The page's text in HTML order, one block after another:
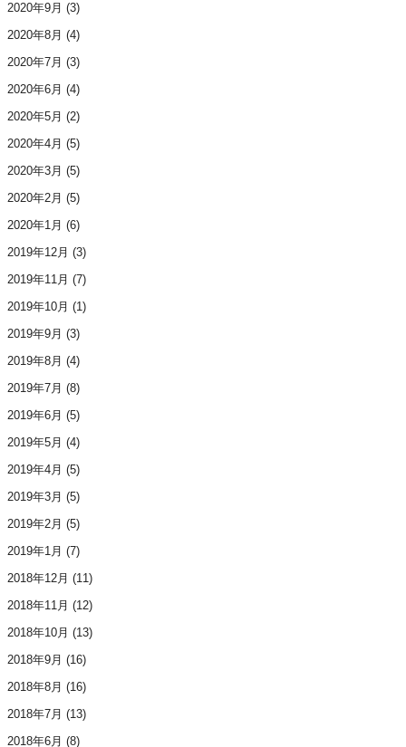
2020年9月 (3)
2020年8月 (4)
2020年7月 (3)
2020年6月 (4)
2020年5月 (2)
2020年4月 (5)
2020年3月 (5)
2020年2月 (5)
2020年1月 (6)
2019年12月 (3)
2019年11月 (7)
2019年10月 (1)
2019年9月 (3)
2019年8月 (4)
2019年7月 (8)
2019年6月 (5)
2019年5月 (4)
2019年4月 (5)
2019年3月 (5)
2019年2月 (5)
2019年1月 (7)
2018年12月 (11)
2018年11月 (12)
2018年10月 (13)
2018年9月 (16)
2018年8月 (16)
2018年7月 (13)
2018年6月 (8)